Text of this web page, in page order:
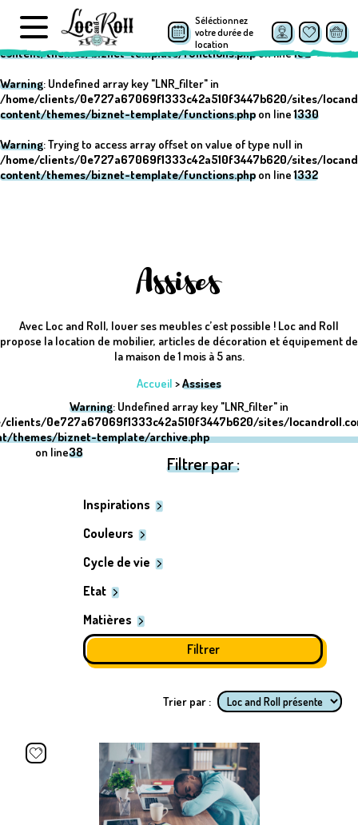
Warning: Undefined array key "post_type" in
/home/clients/0e727a67069f1333c42a510f3447b620/sites/
content/themes/biznet-template/functions.phpon line152
Warning: Undefined array key "LNR_filter" in
/home/clients/0e727a67069f1333c42a510f3447b620/sites/
content/themes/biznet-template/functions.php on line1330
Warning: Trying to access array offset on value of type null in
/home/clients/0e727a67069f1333c42a510f3447b620/sites/
content/themes/biznet-template/functions.php on line1332
Séléctionnez
votre durée de
location
Assises
Avec Loc and Roll, louer ses meubles c’est possible ! Loc and Roll
propose la location de mobilier, articles de décoration et équipement de
la maison de 1 mois à 5 ans.
Accueil >Assises
Warning: Undefined array key "LNR_filter" in
clients/0e727a67069f1333c42a510f3447b620/sites/
themes/biznet-template/archive.php
on line38
Filtrer par :
Inspirations
Couleurs
Cycle de vie
Etat
Matières
Trier par :